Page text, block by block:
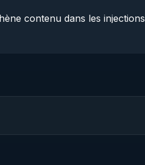
contenu dans les injections